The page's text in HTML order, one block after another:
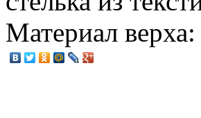
Материал верха: